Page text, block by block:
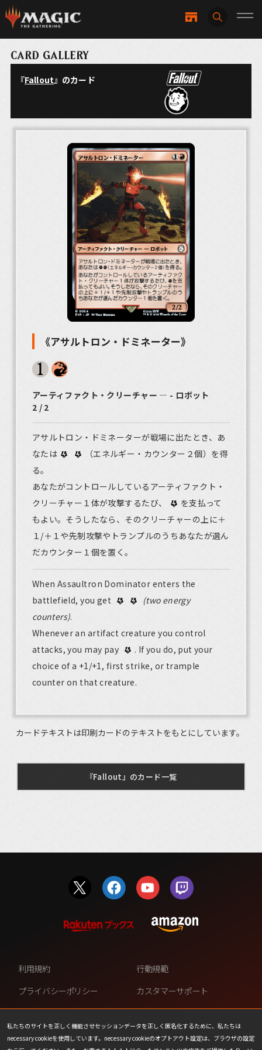
CARD GALLERY
『Fallout』のカード
《アサルトロン・ドミネーター》
アーティファクト・クリーチャー ― - ロボット
2 / 2
アサルトロン・ドミネーターが戦場に出たとき、あ
なたは
（エネルギー・カウンター２個）を得
る。
あなたがコントロールしているアーティファクト・
クリーチャー１体が攻撃するたび、
を支払って
もよい。そうしたなら、そのクリーチャーの上に＋
１/＋１や先制攻撃やトランプルのうちあなたが選ん
だカウンター１個を置く。
When Assaultron Dominator enters the
battlefield, you get
(two energy
counters).
Whenever an artifact creature you control
attacks, you may pay
. If you do, put your
choice of a +1/+1, first strike, or trample
counter on that creature.
カードテキストは印刷カードのテキストをもとにしています。
『Fallout』のカード一覧
私たちのサイトを正しく機能させセッションデータを正しく匿名化するために、私たちは
necessary cookieを使用しています。necessary cookieのオプトアウト設定は、ブラウザの設定
利用規約
行動規範
プライバシーポリシー
カスタマーサポート
ファンコンテンツ・ポリシー
個人情報の販売や共有を許可し
ない
COOKIE
プレスリリース